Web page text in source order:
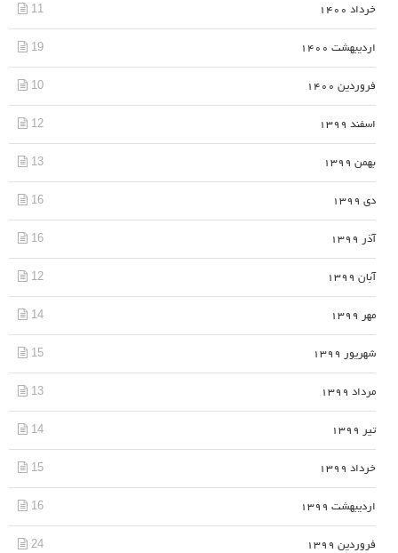
خرداد 1400 11
اردیبهشت 1400 19
فروردین 1400 10
اسفند 1399 12
بهمن 1399 13
دی 1399 16
آذر 1399 16
آبان 1399 12
مهر 1399 14
شهریور 1399 15
مرداد 1399 13
تیر 1399 14
خرداد 1399 15
اردیبهشت 1399 16
فروردین 1399 24